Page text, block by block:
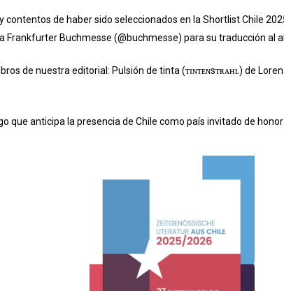
contentos de haber sido seleccionados en la Shortlist Chile
Frankfurter Buchmesse (@buchmesse) para su traducción
de nuestra editorial: Pulsión de tinta (ᴛɪɴᴛᴇɴsᴛʀᴀʜʟ) de
que anticipa la presencia de Chile como país invitado de